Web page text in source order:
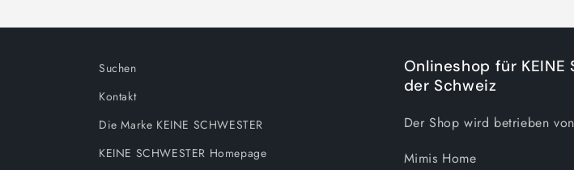
Suchen
Kontakt
Die Marke KEINE SCHWESTER
KEINE SCHWESTER Homepage
Onlineshop für KEINE
der Schweiz
Der Shop wird betrieben
Mimis Home